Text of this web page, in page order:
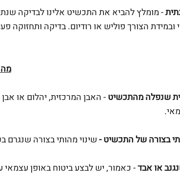
- מומלץ להביא את התכשיט אלינו לבדיקה
ובמידת הצורך פוליש או רודיום. בדיקה
שנפלה מהתכשיט- האבן המרכזית, יהלום או
בצורה של התכשיט -שינוי מהותי בצורה
או אבד- כאמור, יש לבצע ביטוח באופן